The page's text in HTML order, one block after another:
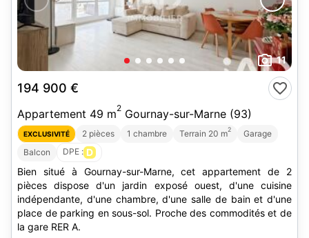
11
194 900 €
Appartement 49 m2 Gournay-sur-Marne (93)
EXCLUSIVITÉ 2 pièces 1 chambre Terrain 20 m2
Garage
Balcon
DPE : D
Bien situé à Gournay-sur-Marne, cet appartement de 2
pièces dispose d'un jardin exposé ouest, d'une cuisine
indépendante, d'une chambre, d'une salle de bain et d'une
place de parking en sous-sol. Proche des commodités et de
la gare RER A.